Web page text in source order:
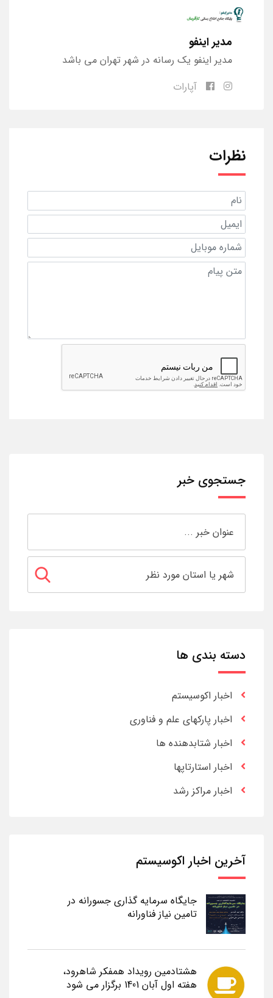
مدیر اینفو
مدیر اینفو یک رسانه در شهر تهران می باشد
آپارات
نظرات
جستجوی خبر
دسته بندی ها
اخبار اکوسیستم
اخبار پارکهای علم و فناوری
اخبار شتابدهنده ها
اخبار استارتاپها
اخبار مراکز رشد
آخرین اخبار اکوسیستم
جایگاه سرمایه گذاری جسورانه در
تامین نیاز فناورانه
هشتادمین رویداد همفکر شاهرود،
هفته اول آبان 1401 برگزار می شود